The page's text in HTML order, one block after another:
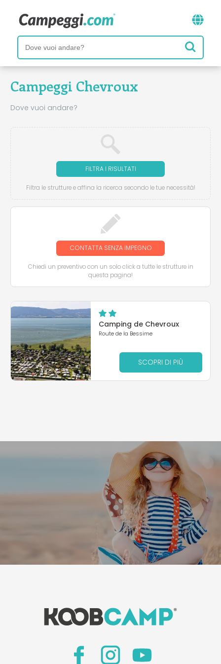
Campeggi Chevroux
Dove vuoi andare?
FILTRA I RISULTATI
Filtra le strutture e affina la ricerca secondo le tue necessità!
CONTATTA SENZA IMPEGNO
Chiedi un preventivo con un solo click a tutte le strutture in
questa pagina!
Camping de Chevroux
Route de la Bessime
SCOPRI DI PIÙ